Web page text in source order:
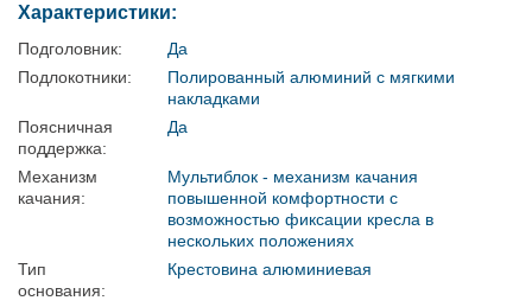
Характеристики:
Подголовник:
Да
Подлокотники:
Полированный алюминий с мягкими
накладками
Поясничная
поддержка:
Да
Механизм
качания:
Мультиблок - механизм качания
повышенной комфортности с
возможностью фиксации кресла в
нескольких положениях
Тип
основания:
Крестовина алюминиевая